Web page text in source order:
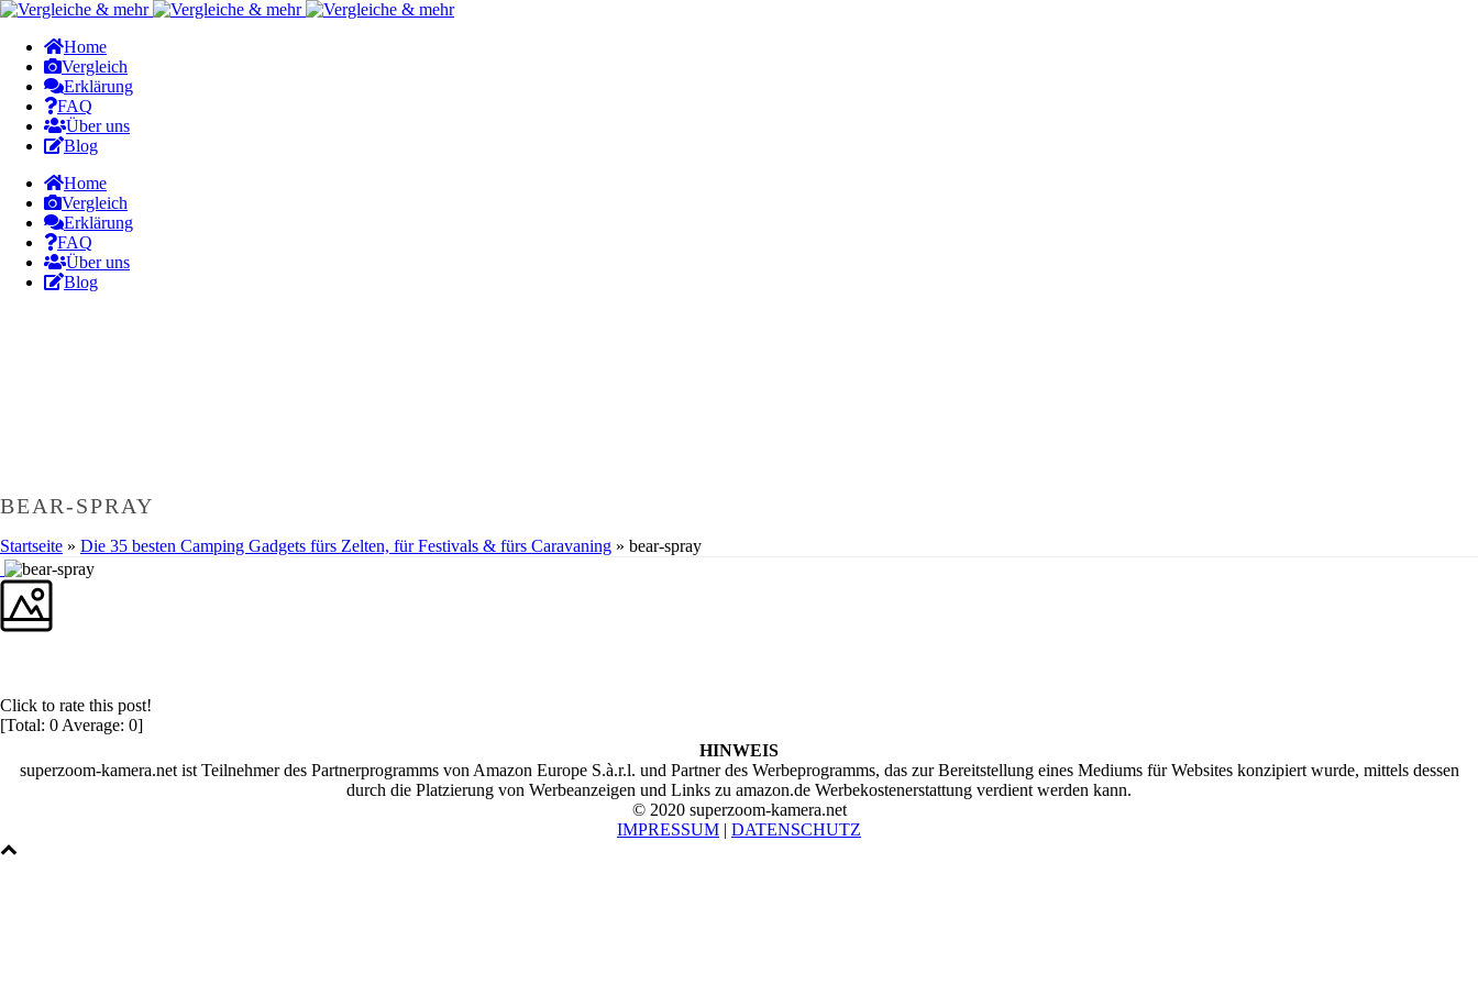
Home
Vergleich
Erklärung
FAQ
Über uns
Blog
Home
Vergleich
Erklärung
FAQ
Über uns
Blog
BEAR-SPRAY
Startseite » Die 35 besten Camping Gadgets fürs Zelten, für Festivals & fürs Caravaning » bear-spray
Click to rate this post!
[Total: 0 Average: 0]
HINWEIS
superzoom-kamera.net ist Teilnehmer des Partnerprogramms von Amazon Europe S.à.r.l. und Partner des Werbeprogramms, das zur Bereitstellung eines Mediums für Websites konzipiert wurde, mittels dessen
durch die Platzierung von Werbeanzeigen und Links zu amazon.de Werbekostenerstattung verdient werden kann.
© 2020 superzoom-kamera.net
IMPRESSUM | DATENSCHUTZ